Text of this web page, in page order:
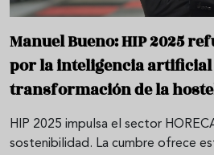
Manuel Bueno: HIP 2025
por la inteligencia artificial
transformación de la
HIP 2025 impulsa el sector
sostenibilidad. La cumbre ofrece